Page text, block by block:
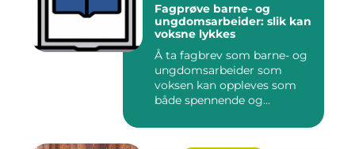
Fagprøve barne- og
ungdomsarbeider: slik kan
voksne lykkes
Å ta fagbrev som barne- og
ungdomsarbeider som
voksen kan oppleves som
både spennende og